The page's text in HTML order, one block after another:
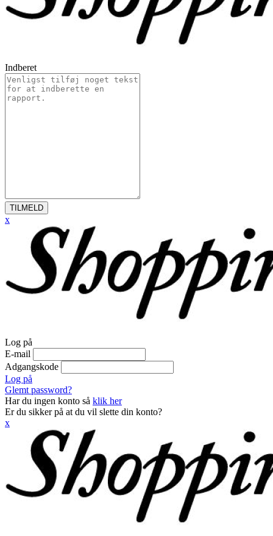
Indberet
TILMELD
x
Log på
E-mail
Adgangskode
Log på
Glemt password?
Har du ingen konto så klik her
Er du sikker på at du vil slette din konto?
x